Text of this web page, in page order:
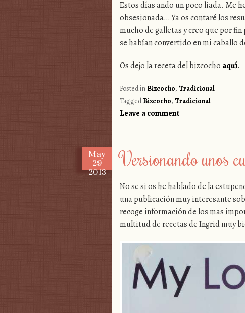
Estos días ando un poco liada. Me
obsesionada… Ya os contaré los
mucho de galletas y creo que por
se habían convertido en mi caballo
Os dejo la receta del bizcocho aquí.
Posted in Bizcocho, Tradicional
TaggedBizcocho, Tradicional
Leave a comment
May
29
2013
Versionando unos
No se si os he hablado de la
una publicación muy interesante
recoge información de los mas
multitud de recetas de Ingrid muy